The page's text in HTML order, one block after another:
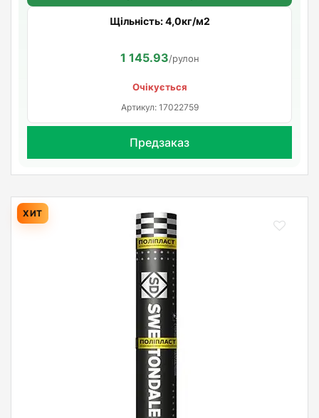
Щільність: 4,0кг/м2
1 145.93/рулон
Очікується
Артикул: 17022759
Предзаказ
ХИТ